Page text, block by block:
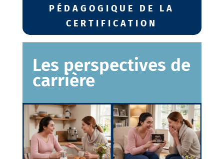
PÉDAGOGIQUE DE LA
CERTIFICATION
Les perspectives de
carrière